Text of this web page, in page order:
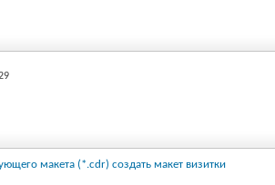
макета (*.cdr) создать макет визитки